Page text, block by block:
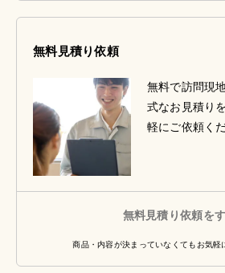
無料見積り依頼
無料で訪問現
式なお見積り
軽にご依頼く
無料見積り依頼を
商品・内容が決まっていなくてもお気軽